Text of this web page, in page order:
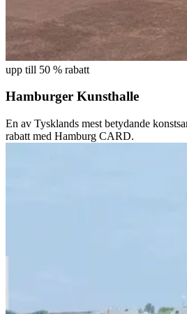
upp till 50 % rabatt
Hamburger Kunsthalle
En av Tysklands mest betydande
rabatt med Hamburg CARD.